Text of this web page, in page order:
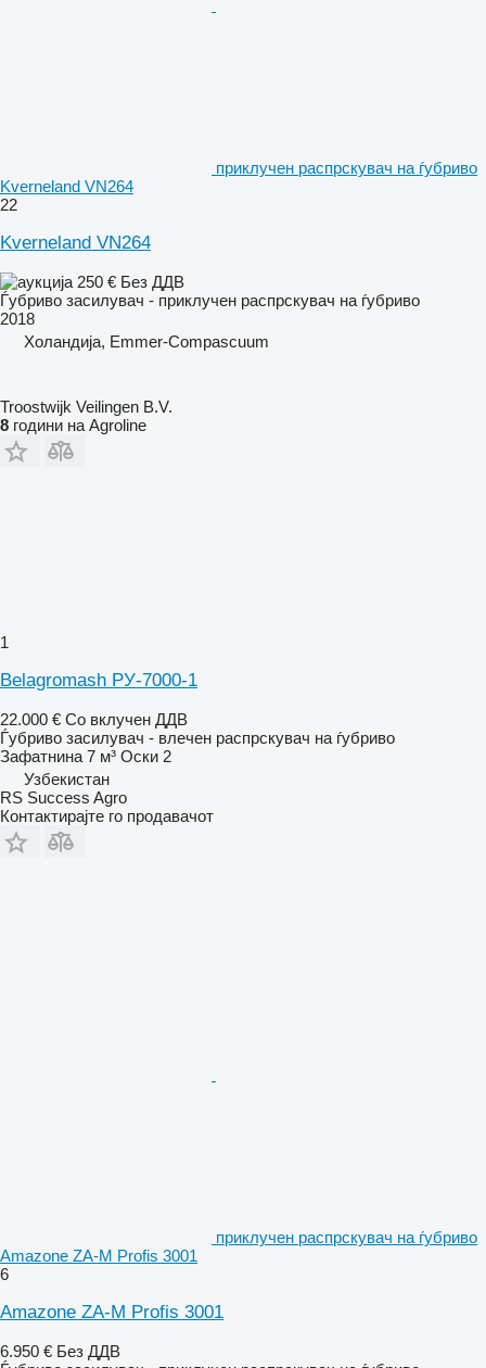
приклучен распрскувач на ѓубриво
Kverneland VN264
22
Kverneland VN264
250 € Без ДДВ
Ѓубриво засилувач - приклучен распрскувач на ѓубриво
2018
Холандија, Emmer-Compascuum
Troostwijk Veilingen B.V.
8 години на Agroline
1
Belagromash РУ-7000-1
22.000 € Со вклучен ДДВ
Ѓубриво засилувач - влечен распрскувач на ѓубриво
Зафатнина 7 м³ Оски 2
Узбекистан
RS Success Agro
Контактирајте го продавачот
приклучен распрскувач на ѓубриво
Amazone ZA-M Profis 3001
6
Amazone ZA-M Profis 3001
6.950 € Без ДДВ